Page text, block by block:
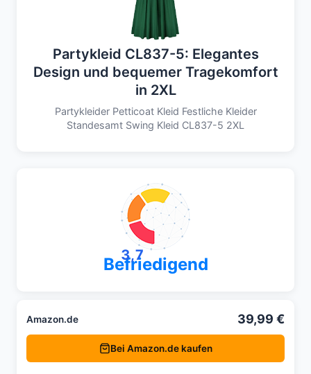
Partykleid CL837-5: Elegantes
Design und bequemer Tragekomfort
in 2XL
Partykleider Petticoat Kleid Festliche Kleider
Standesamt Swing Kleid CL837-5 2XL
3,7
Befriedigend
Amazon.de 39,99 €
Bei Amazon.de kaufen